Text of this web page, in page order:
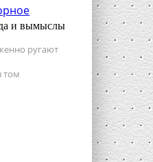
и вымыслы
ругают
том